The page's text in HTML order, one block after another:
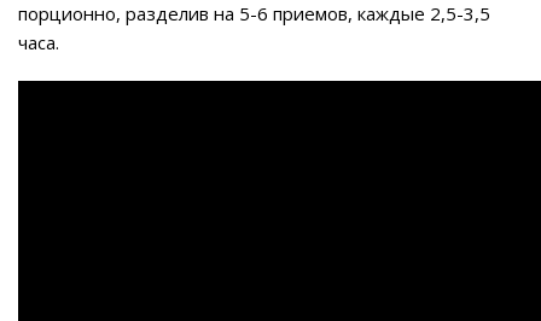
порционно, разделив на 5-6 приемов, каждые 2,5-3,5
часа.